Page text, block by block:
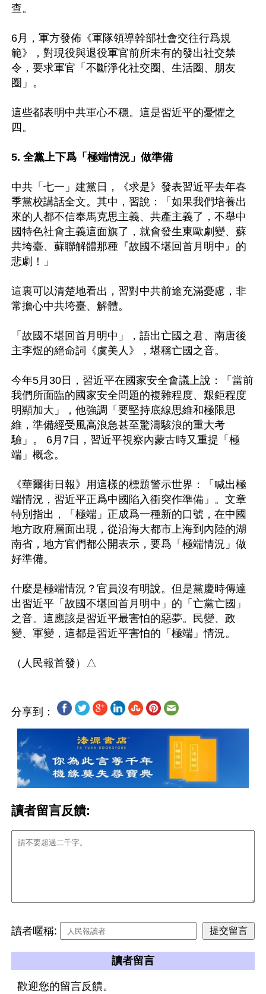
查。
6月，軍方發佈《軍隊領導幹部社會交往行爲規
範》，對現役與退役軍官前所未有的發出社交禁
令，要求軍官「不斷淨化社交圈、生活圈、朋友
圈」。
這些都表明中共軍心不穩。這是習近平的憂懼之
四。
5. 全黨上下爲「極端情況」做準備
中共「七一」建黨日，《求是》發表習近平去年春
季黨校講話全文。其中，習說：「如果我們培養出
來的人都不信奉馬克思主義、共產主義了，不舉中
國特色社會主義這面旗了，就會發生東歐劇變、蘇
共垮臺、蘇聯解體那種『故國不堪回首月明中』的
悲劇！」
這裏可以清楚地看出，習對中共前途充滿憂慮，非
常擔心中共垮臺、解體。
「故國不堪回首月明中」，語出亡國之君、南唐後
主李煜的絕命詞《虞美人》，堪稱亡國之音。
今年5月30日，習近平在國家安全會議上說：「當前
我們所面臨的國家安全問題的複雜程度、艱鉅程度
明顯加大」，他強調「要堅持底線思維和極限思
維，準備經受風高浪急甚至驚濤駭浪的重大考
驗」。 6月7日，習近平視察內蒙古時又重提「極
端」概念。
《華爾街日報》用這樣的標題警示世界：「喊出極
端情況，習近平正爲中國陷入衝突作準備」。文章
特別指出，「極端」正成爲一種新的口號，在中國
地方政府層面出現，從沿海大都市上海到內陸的湖
南省，地方官們都公開表示，要爲「極端情況」做
好準備。
什麼是極端情況？官員沒有明說。但是黨慶時傳達
出習近平「故國不堪回首月明中」的「亡黨亡國」
之音。這應該是習近平最害怕的惡夢。民變、政
變、軍變，這都是習近平害怕的「極端」情況。
分享到：
讀者留言反饋:
讀者暱稱:
讀者留言
歡迎您的留言反饋。